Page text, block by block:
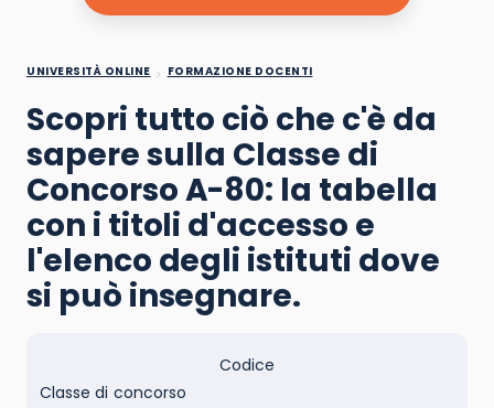
UNIVERSITÀ ONLINE FORMAZIONE DOCENTI
Scopri tutto ciò che c'è da
sapere sulla Classe di
Concorso A-80: la tabella
con i titoli d'accesso e
l'elenco degli istituti dove
si può insegnare.
Codice
Classe di concorso